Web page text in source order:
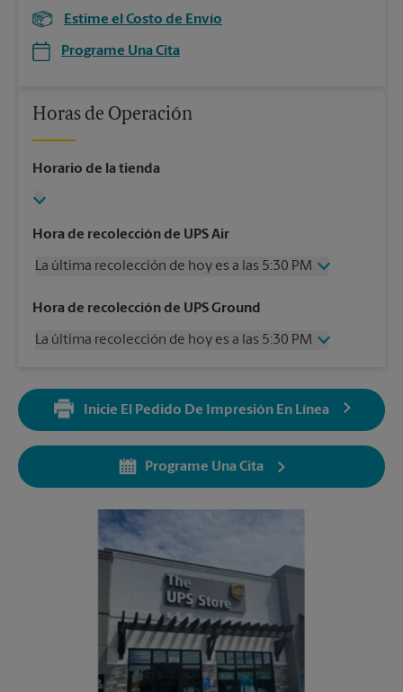
Estime el Costo de Envío
Programe Una Cita
Horas de Operación
Horario de la tienda
Hora de recolección de UPS Air
La última recolección de hoy es a las 5:30 PM
Miércoles
5:30 PM
Viernes
5:30 PM
Lunes
5:30 PM
Martes
Hora de recolección de UPS Ground
La última recolección de hoy es a las 5:30 PM
Jueves
Viernes
5:30 PM
Sin Recolección
5:30 PM
Inicie El Pedido De Impresión En Línea
Programe Una Cita